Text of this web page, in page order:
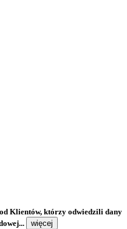
Klientów, którzy odwiedzili dany
więcej